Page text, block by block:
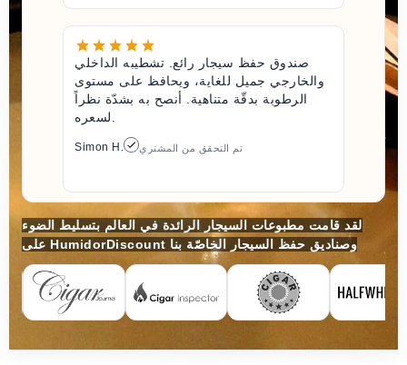
صندوق حفظ سيجار رائع. تشطيبه الداخلي
والخارجي جميل للغاية، ويحافظ على مستوى
الرطوبة بدقّة متناهية. أنصح به بشدّة نظراً
لسعره.
Simon H. تم التحقق من المشتري
لقد قامت مطبوعات السيجار الرائدة في العالم بتسليط الضوء
على HumidorDiscount وصناديق حفظ السيجار الخاصّة بنا